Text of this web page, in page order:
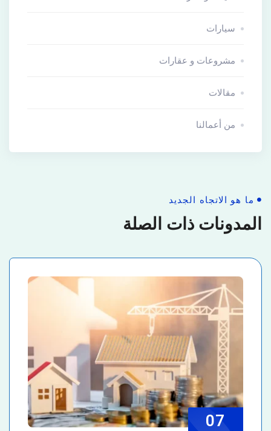
سيارات
مشروعات و عقارات
مقالات
من أعمالنا
ما هو الاتجاه الجديد
المدونات ذات الصلة
07